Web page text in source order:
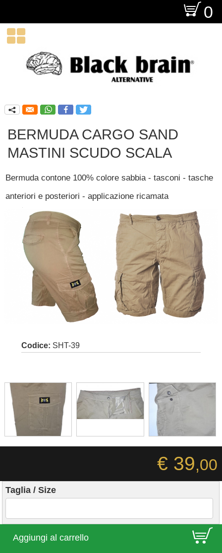
O 0

q
BERMUDA CARGO SAND
MASTINI SCUDO SCALA
Bermuda contone 100% colore sabbia - tasconi - tasche
anteriori e posteriori - applicazione ricamata
Codice: SHT-39
€ 39,00
Taglia / Size
Aggiungi al carrello E